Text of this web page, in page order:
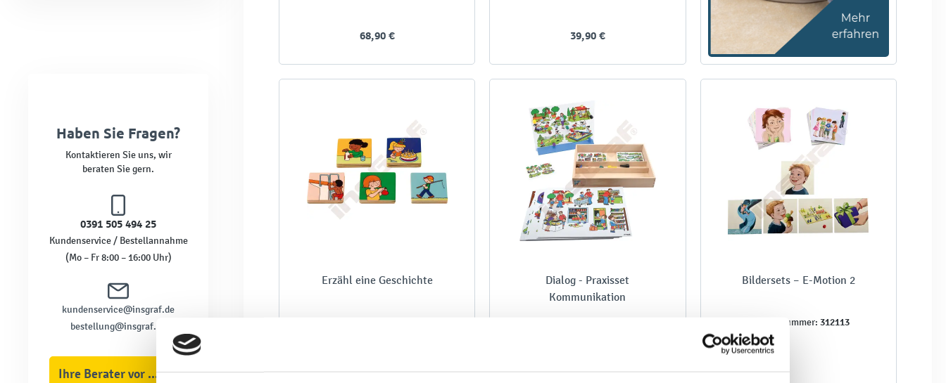
Haben Sie Fragen?
Kontaktieren Sie uns, wir
beraten Sie gern.
0391 505 494 25
Kundenservice / Bestellannahme
(Mo – Fr 8:00 – 16:00 Uhr)
kundenservice@insgraf.de
bestellung@insgraf.de
Ihre Berater vor Ort
68,90 € 39,90 €
Erzähl eine Geschichte
Dialog - Praxisset
Kommunikation
Bildersets – E-Motion 2
Produktnummer: 312113